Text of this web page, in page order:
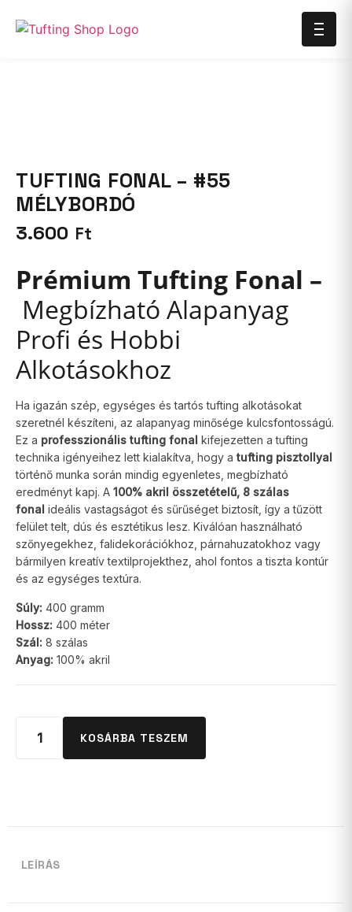
TUFTING FONAL – #55
MÉLYBORDÓ
3.600 Ft
Prémium Tufting Fonal –
Megbízható Alapanyag
Profi és Hobbi
Alkotásokhoz
Ha igazán szép, egységes és tartós tufting alkotásokat
szeretnél készíteni, az alapanyag minősége kulcsfontosságú.
Ez a professzionális tufting fonal kifejezetten a tufting
technika igényeihez lett kialakítva, hogy a tufting pisztollyal
történő munka során mindig egyenletes, megbízható
eredményt kapj. A 100% akril összetételű, 8 szálas
fonal ideális vastagságot és sűrűséget biztosít, így a tűzött
felület telt, dús és esztétikus lesz. Kiválóan használható
szőnyegekhez, falidekorációkhoz, párnahuzatokhoz vagy
bármilyen kreatív textilprojekthez, ahol fontos a tiszta kontúr
és az egységes textúra.
Súly: 400 gramm
Hossz: 400 méter
Szál: 8 szálas
Anyag: 100% akril
KOSÁRBA TESZEM
LEÍRÁS